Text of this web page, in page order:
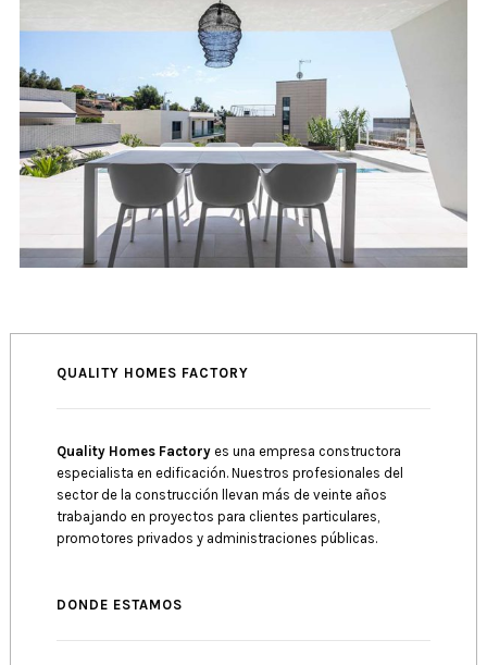
QUALITY HOMES FACTORY
Quality Homes Factoryes una empresa constructora
especialista en edificación. Nuestros profesionales del
sector de la construcción llevan más de veinte años
trabajando en proyectos para clientes particulares,
promotores privados y administraciones públicas.
DONDE ESTAMOS